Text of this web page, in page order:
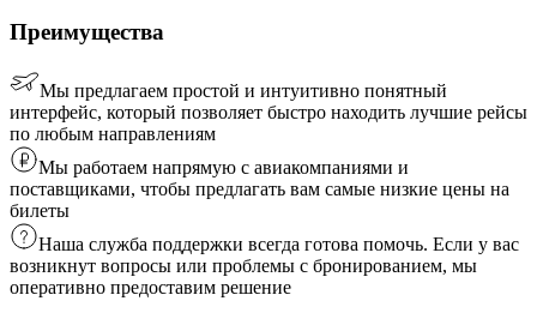
Преимущества
Мы предлагаем простой и интуитивно понятный
интерфейс, который позволяет быстро находить лучшие рейсы
по любым направлениям
Мы работаем напрямую с авиакомпаниями и
поставщиками, чтобы предлагать вам самые низкие цены на
билеты
Наша служба поддержки всегда готова помочь. Если у вас
возникнут вопросы или проблемы с бронированием, мы
оперативно предоставим решение